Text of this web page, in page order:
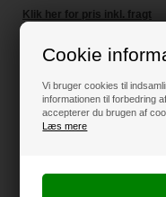
Cookie
Vi bruger cookies til
informationen til forbedring
accepterer du brugen af
Læs mere
Klik her for pris inkl. fragt
Varen er på
Producentens varenr.: